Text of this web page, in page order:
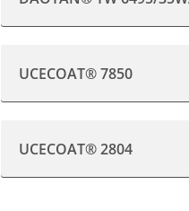
UCECOAT® 7850
UCECOAT® 2804